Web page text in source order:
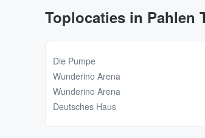
Toplocaties in Pahlen
Die Pumpe
Wunderino Arena
Wunderino Arena
Deutsches Haus